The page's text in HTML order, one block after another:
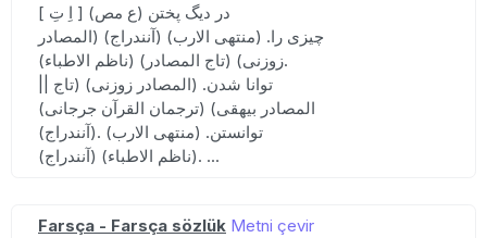
[ اِ تِ ] (ع مص) در دیگ پختن
چیزی را. (منتهی الارب) (آنندراج) (المصادر
زوزنی) (تاج المصادر) (ناظم الاطباء).
|| توانا شدن. (المصادر زوزنی) (تاج
المصادر بیهقی) (ترجمان القرآن جرجانی)
(آنندراج). توانستن. (منتهی الارب)
(آنندراج) (ناظم الاطباء). ...
Farsça - Farsça sözlük Metni çevir